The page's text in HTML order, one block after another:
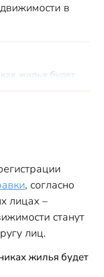
в
жилья будет
с
, согласно
лицах –
станут
лиц.
жилья будет